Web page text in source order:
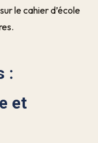
le cahier d’école
:
et